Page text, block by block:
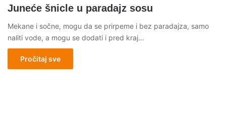
Juneće šnicle u paradajz sosu
Mekane i sočne, mogu da se prirpeme i bez paradajza, samo
naliti vode, a mogu se dodati i pred kraj…
Pročitaj sve